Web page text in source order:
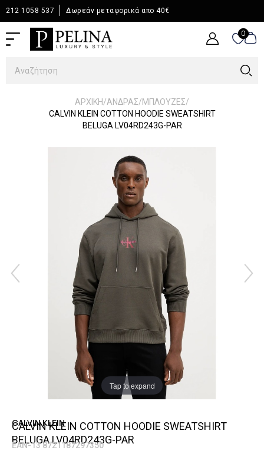
212 1058 537 Δωρεάν μεταφορικά απο 40€
0
0
ΑΡΧΙΚΉ/ΆΝΔΡΑΣ/ΜΠΛΟΥΖΕΣ/
CALVIN KLEIN COTTON HOODIE SWEATSHIRT
BELUGA LV04RD243G-PAR
Tap to expand
CALVIN KLEIN
CALVIN KLEIN COTTON HOODIE SWEATSHIRT
BELUGA LV04RD243G-PAR
EAN-13 8721187297350